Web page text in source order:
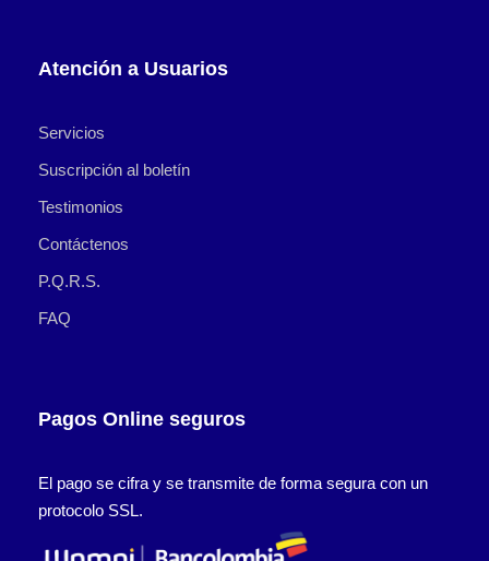
Atención a Usuarios
Servicios
Suscripción al boletín
Testimonios
Contáctenos
P.Q.R.S.
FAQ
Pagos Online seguros
El pago se cifra y se transmite de forma segura con un
protocolo SSL.